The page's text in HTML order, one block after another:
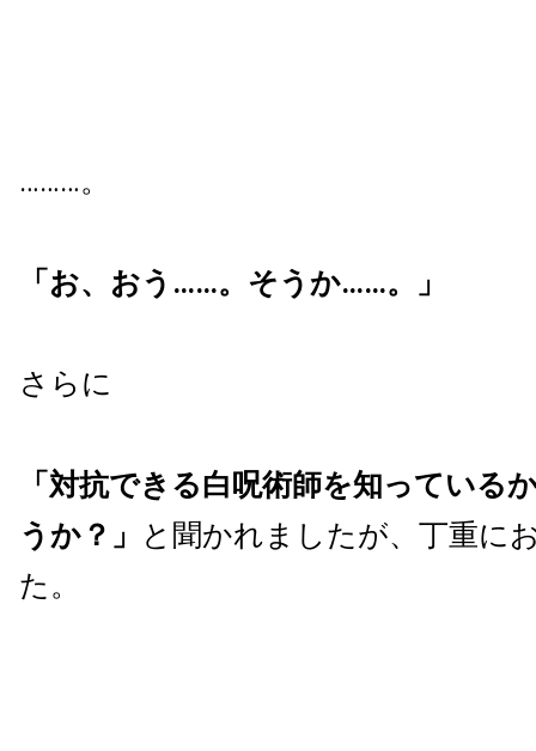
………。
「お、おう……。そうか……。」
さらに
「対抗できる白呪術師を知っている
うか？」 と聞かれましたが、丁重に
た。